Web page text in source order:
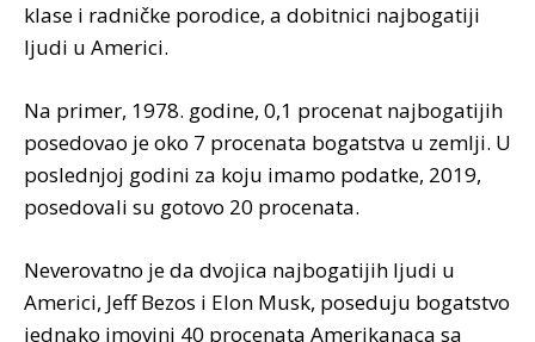
klase i radničke porodice, a dobitnici najbogatiji
ljudi u Americi.
Na primer, 1978. godine, 0,1 procenat najbogatijih
posedovao je oko 7 procenata bogatstva u zemlji. U
poslednjoj godini za koju imamo podatke, 2019,
posedovali su gotovo 20 procenata.
Neverovatno je da dvojica najbogatijih ljudi u
Americi, Jeff Bezos i Elon Musk, poseduju bogatstvo
jednako imovini 40 procenata Amerikanaca sa